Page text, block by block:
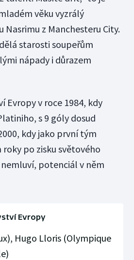
věku vyzrálý
z Manchesteru City.
starosti soupeřům
nápady i důrazem
Evropy v roce 1984, kdy
s 9 góly dosud
kdy jako první tým
po zisku světového
potenciál v něm
Evropy
Hugo Lloris (Olympique